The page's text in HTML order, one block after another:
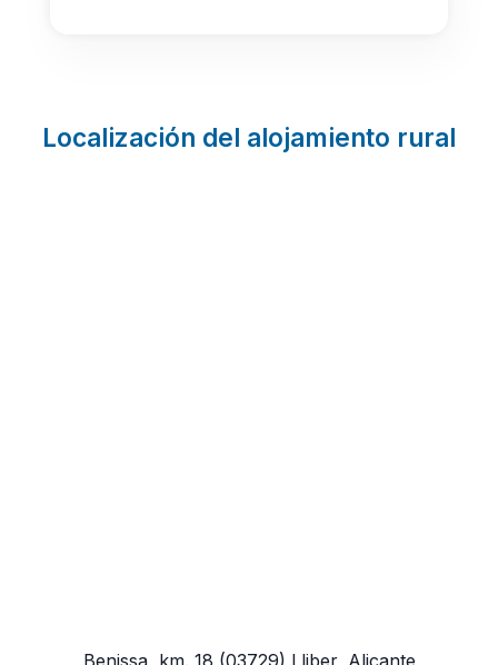
Localización del alojamiento rural